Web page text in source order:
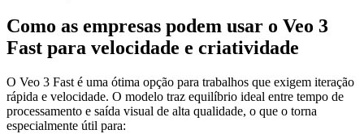
Como as empresas podem usar o Veo 3
Fast para velocidade e criatividade
O Veo 3 Fast é uma ótima opção para trabalhos que exigem iteração
rápida e velocidade. O modelo traz equilíbrio ideal entre tempo de
processamento e saída visual de alta qualidade, o que o torna
especialmente útil para: